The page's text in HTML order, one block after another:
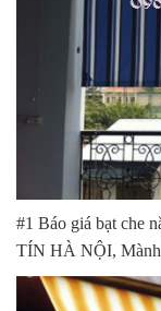
#1 Báo giá bạt che
TÍN HÀ NỘI, Mành